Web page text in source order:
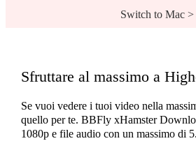
Switch to Mac >
Sfruttare al massimo a
Se vuoi vedere i tuoi video nella
quello per te. BBFly xHamster
1080p e file audio con un massimo di